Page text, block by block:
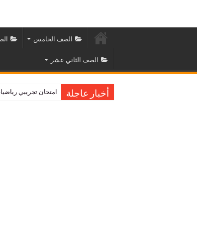
الصف الخامس
الصف الثاني عشر
أخبار عاجلة امتحان تجريبي رياضيات للصف
حل اسئلة درس